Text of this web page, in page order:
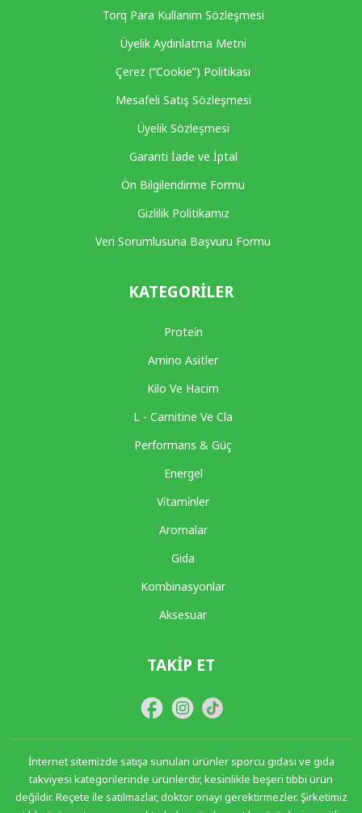
Torq Para Kullanım Sözleşmesi
Üyelik Aydınlatma Metni
Çerez (“Cookie”) Politikası
Mesafeli Satış Sözleşmesi
Üyelik Sözleşmesi
Garanti İade ve İptal
Ön Bilgilendirme Formu
Gizlilik Politikamız
Veri Sorumlusuna Başvuru Formu
KATEGORILER
Protei̇n
Amino Asitler
Kilo Ve Hacim
L - Carnitine Ve Cla
Performans & Güç
Energel
Vi̇tami̇nler
Aromalar
Gida
Kombinasyonlar
Aksesuar
TAKIP ET
İnternet sitemizde satışa sunulan ürünler sporcu gıdası ve gıda
takviyesi kategorilerinde ürünlerdir, kesinlikle beşeri tıbbi ürün
değildir. Reçete ile satılmazlar, doktor onayı gerektirmezler. Şirketimiz